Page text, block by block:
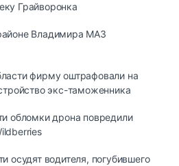
Грайворонка
Владимира МАЗ
фирму оштрафовали на
экс-таможенника
обломки дрона повредили
осудят водителя, погубившего